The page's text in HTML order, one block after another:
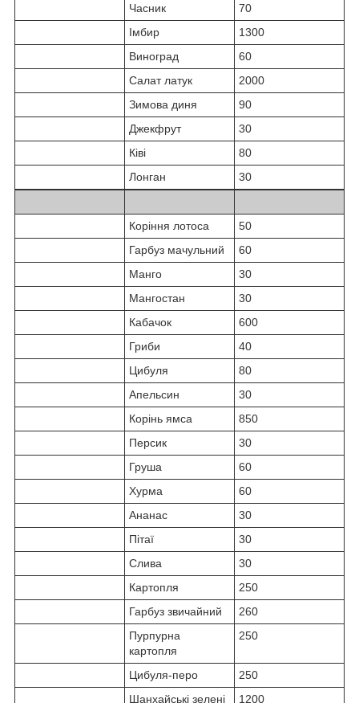
Часник
70
Імбир
1300
Виноград
60
Салат латук
2000
Зимова диня
90
Джекфрут
30
Ківі
80
Лонган
30
Коріння лотоса
50
Гарбуз мачульний
60
Манго
30
Мангостан
30
Кабачок
600
Гриби
40
Цибуля
80
Апельсин
30
Корінь ямса
850
Персик
30
Груша
60
Хурма
60
Ананас
30
Пітаї
30
Слива
30
Картопля
250
Гарбуз звичайний
260
Пурпурна
картопля
250
Цибуля-перо
250
Шанхайські зелені
1200